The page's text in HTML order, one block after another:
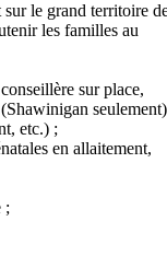
le grand territoire
les familles au
sur place,
etc.) ;
en allaitement,
;